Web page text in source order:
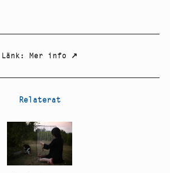
Länk: Mer info ↗
Relaterat